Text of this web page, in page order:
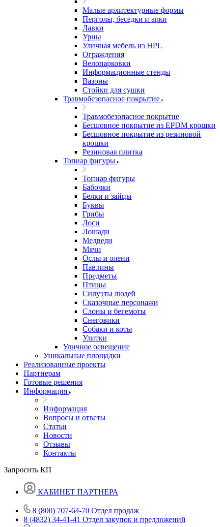
Малые архитектурные формы
Перголы, беседки и арки
Лавки
Урны
Уличная мебель из HPL
Ограждения
Велопарковки
Информационные стенды
Вазоны
Стойки для сушки
Травмобезопасное покрытие
Травмобезопасное покрытие
Бесшовное покрытие из EPDM крошки
Бесшовное покрытие из резиновой
крошки
Резиновая плитка
Топиар фигуры
Топиар фигуры
Бабочки
Белки и зайцы
Буквы
Грибы
Лоси
Лошади
Медведи
Мячи
Ослы и олени
Павлины
Предметы
Птицы
Силуэты людей
Сказочные персонажи
Слоны и бегемоты
Снеговики
Собаки и коты
Улитки
Уличное освещение
Уникальные площадки
Реализованные проекты
Партнерам
Готовые решения
Информация
Информация
Вопросы и ответы
Статьи
Новости
Отзывы
Контакты
Запросить КП
КАБИНЕТ ПАРТНЕРА
8 (800) 707-64-70 Отдел продаж
8 (4832) 34-41-41 Отдел закупок и предложений